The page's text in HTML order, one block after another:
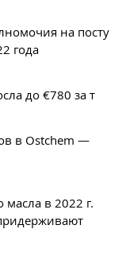
на посту
года
до €780 за т
в Ostchem —
в 2022 г.